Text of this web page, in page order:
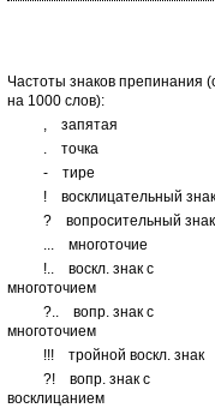
Частоты знаков препинания
на 1000 слов):
,
запятая
.
точка
-
тире
!
восклицательный знак
?
вопросительный знак
...
многоточие
!..
воскл. знак с
многоточием
?..
вопр. знак с
многоточием
!!!
тройной воскл. знак
?!
вопр. знак с
восклицанием